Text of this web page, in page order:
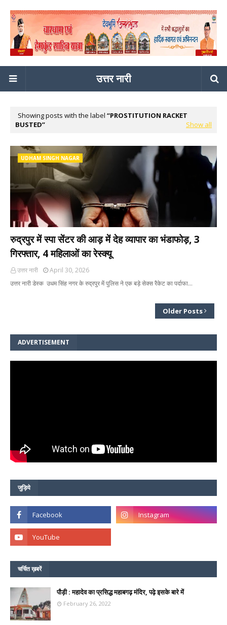
उत्तर नारी
Showing posts with the label
PROSTITUTION RACKET
BUSTED
Show all
UDHAM SINGH NAGAR
रुद्रपुर में स्पा सेंटर की आड़ में देह व्यापार का भंडाफोड़, 3
गिरफ्तार, 4 महिलाओं का रेस्क्यू
उत्तर नारी
April 30, 2026
उत्तर नारी डेस्क उधम सिंह नगर के रुद्रपुर में पुलिस ने एक बड़े सेक्स रैकेट का पर्दाफा…
Older Posts
ADVERTISEMENT
जुड़िये
चर्चित ख़बरें
पौड़ी : महादेव का प्रसिद्ध महाबगढ़ मंदिर, पढ़े इसके बारे में
February 26, 2022